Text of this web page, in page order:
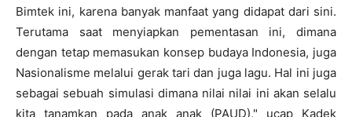
Bimtek ini, karena banyak manfaat yang didapat dari sini.
Terutama saat menyiapkan pementasan ini, dimana
dengan tetap memasukan konsep budaya Indonesia, juga
Nasionalisme melalui gerak tari dan juga lagu. Hal ini juga
sebagai sebuah simulasi dimana nilai nilai ini akan selalu
kita tanamkan pada anak anak (PAUD)," ucap Kadek